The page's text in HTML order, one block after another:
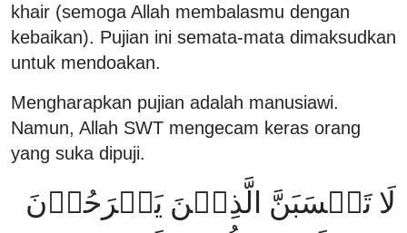
khair (semoga Allah membalasmu dengan
kebaikan). Pujian ini semata-mata dimaksudkan
untuk mendoakan.
Mengharapkan pujian adalah manusiawi.
Namun, Allah SWT mengecam keras orang
yang suka dipuji.
لَا تَحۡسَبَنَّ الَّذِيۡنَ يَفۡرَحُوۡنَ